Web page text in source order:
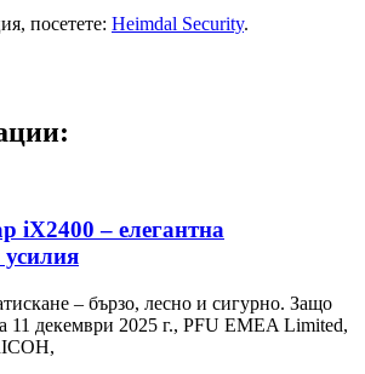
посетете: Heimdal Security.
iX2400 – елегантна
усилия
– бързо, лесно и сигурно. Защо
11 декември 2025 г., PFU EMEA Limited,